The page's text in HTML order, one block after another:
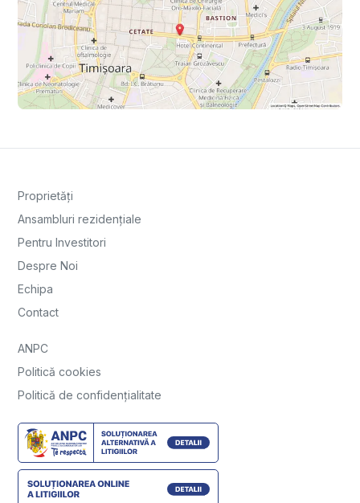
Proprietăți
Ansambluri rezidențiale
Pentru Investitori
Despre Noi
Echipa
Contact
ANPC
Politică cookies
Politică de confidențialitate